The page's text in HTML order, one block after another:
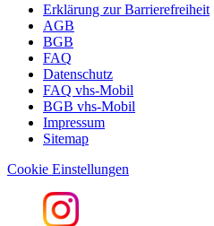
Erklärung zur Barrierefreiheit
AGB
BGB
FAQ
Datenschutz
FAQ vhs-Mobil
BGB vhs-Mobil
Impressum
Sitemap
Cookie Einstellungen